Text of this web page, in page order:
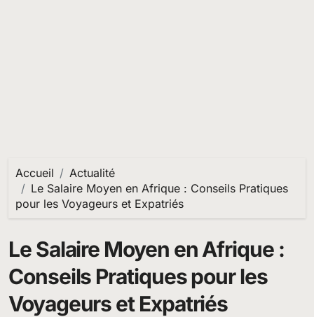
Accueil
Actualité
Le Salaire Moyen en Afrique : Conseils Pratiques
pour les Voyageurs et Expatriés
Le Salaire Moyen en Afrique :
Conseils Pratiques pour les
Voyageurs et Expatriés